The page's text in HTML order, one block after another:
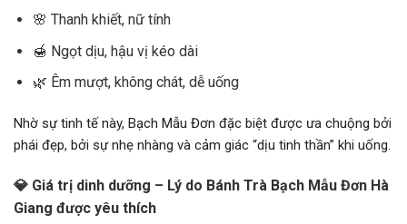
🌸 Thanh khiết, nữ tính
🍯 Ngọt dịu, hậu vị kéo dài
🌿 Êm mượt, không chát, dễ uống
Nhờ sự tinh tế này, Bạch Mẫu Đơn đặc biệt được ưa chuộng bởi
phái đẹp, bởi sự nhẹ nhàng và cảm giác “dịu tinh thần” khi uống.
💎 Giá trị dinh dưỡng – Lý do Bánh Trà Bạch Mẫu Đơn Hà
Giang được yêu thích